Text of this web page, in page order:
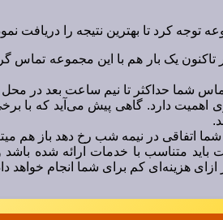
کرد تا بهترین نتیجه را دریافت
یک بار هم با این مجموعه تماس
شما حداکثر تا نیم ساعت بعد در
دارد. گاهی پیش می‌آید که با
اتفاقی در نیمه شب رخ دهد باز هم
متناسب با خدمات ارائه شده
هزینه‌ای کم برای شما انجام خواهد